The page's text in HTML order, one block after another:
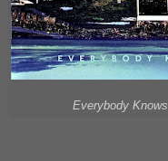
Everybody Knows